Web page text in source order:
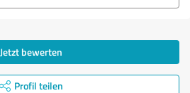
Jetzt bewerten
Profil teilen